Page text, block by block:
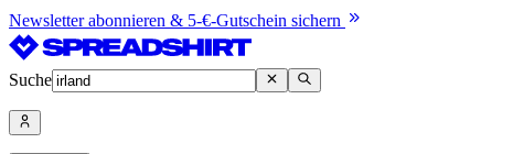
Newsletter abonnieren & 5-€-Gutschein sichern
Suche